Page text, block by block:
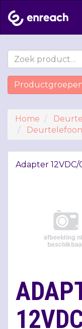
Home
Deurtelefoon
Adapter 12VDC/